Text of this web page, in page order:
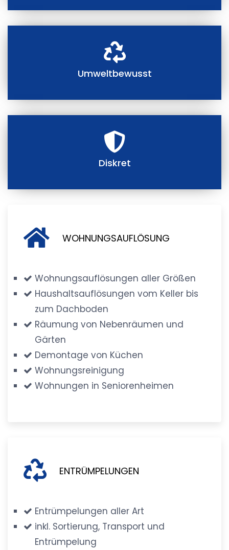
Umweltbewusst
Diskret
WOHNUNGSAUFLÖSUNG
Wohnungsauflösungen aller Größen
Haushaltsauflösungen vom Keller bis
zum Dachboden
Räumung von Nebenräumen und
Gärten
Demontage von Küchen
Wohnungsreinigung
Wohnungen in Seniorenheimen
ENTRÜMPELUNGEN
Entrümpelungen aller Art
inkl. Sortierung, Transport und
Entrümpelung